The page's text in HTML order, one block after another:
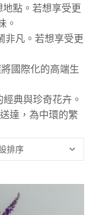
點。若想享受更
。
非凡。若想享受更
國際化的高端生
典與珍奇花卉。
達，為中環的繁